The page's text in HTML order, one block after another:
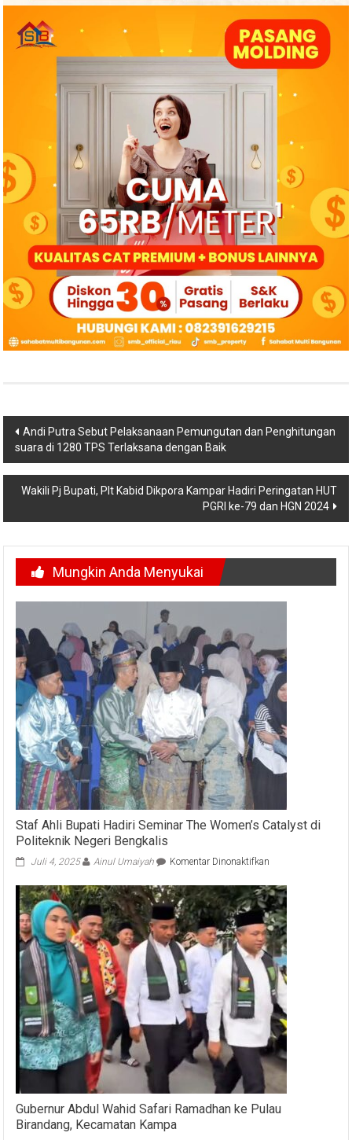
Navigasi
pos
Andi Putra Sebut Pelaksanaan Pemungutan dan Penghitungan
suara di 1280 TPS Terlaksana dengan Baik
Wakili Pj Bupati, Plt Kabid Dikpora Kampar Hadiri Peringatan HUT
PGRI ke-79 dan HGN 2024
Mungkin Anda Menyukai
Staf Ahli Bupati Hadiri Seminar The Women’s Catalyst di
Politeknik Negeri Bengkalis
Juli 4, 2025 Ainul Umaiyah Komentar Dinonaktifkan
Ahli
Bupati
Hadiri
Seminar
The
Women’s
Catalyst
di
Politeknik
Negeri
Bengkalis
Gubernur Abdul Wahid Safari Ramadhan ke Pulau
Birandang, Kecamatan Kampa